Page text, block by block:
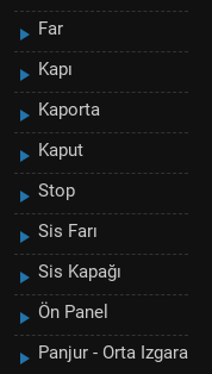
Far
Kapı
Kaporta
Kaput
Stop
Sis Farı
Sis Kapağı
Ön Panel
Panjur - Orta Izgara